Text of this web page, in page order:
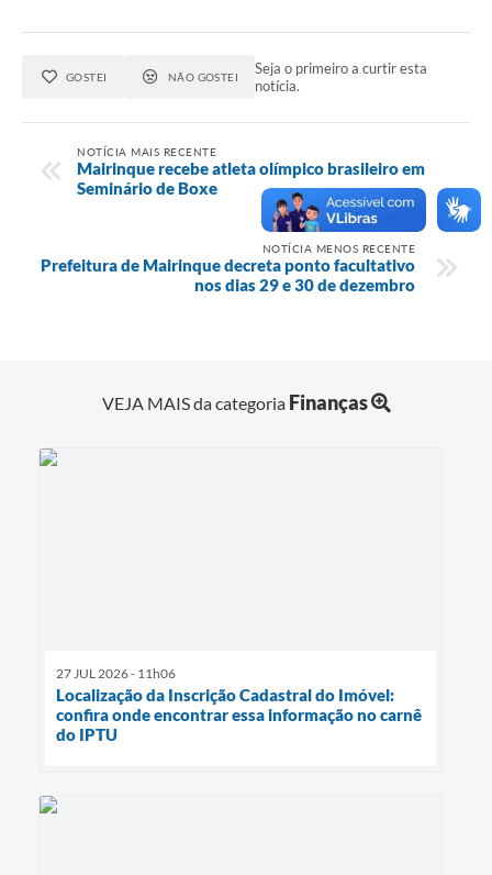
GOSTEI NÃO GOSTEI
Seja o primeiro a curtir esta
notícia.
NOTÍCIA MAIS RECENTE
Mairinque recebe atleta olímpico brasileiro em
Seminário de Boxe
NOTÍCIA MENOS RECENTE
Prefeitura de Mairinque decreta ponto facultativo
nos dias 29 e 30 de dezembro
VEJA MAIS da categoria Finanças
27 JUL 2026 - 11h06
Localização da Inscrição Cadastral do Imóvel:
confira onde encontrar essa informação no carnê
do IPTU